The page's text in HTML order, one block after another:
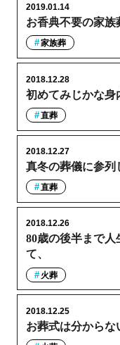
お香典不要の家族
2019.01.14
家族葬
初めてみじかな身
2018.12.28
直葬
真冬の葬儀に参列
2018.12.27
直葬
80歳の後半まで
て、
2018.12.26
火葬
お葬式は分からな
2018.12.25